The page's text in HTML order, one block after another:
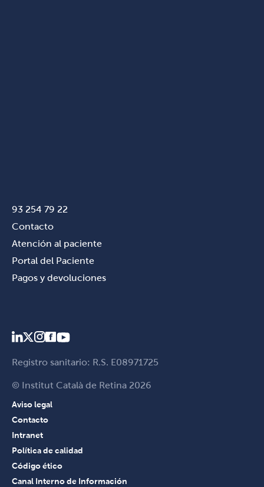
93 254 79 22
Contacto
Atención al paciente
Portal del Paciente
Pagos y devoluciones
Registro sanitario: R.S. E08971725
© Institut Català de Retina 2026
Aviso legal
Contacto
Intranet
Política de calidad
Código ético
Canal Interno de Información